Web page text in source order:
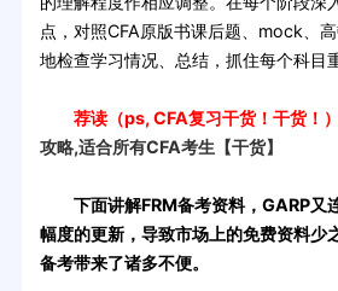
点，对照CFA原版书课后题、mock、
地检查学习情况、总结，抓住每个科目
荐读（ps, CFA复习干货！干货！）
攻略,适合所有CFA考生【干货】
下面讲解FRM备考资料，GARP又
幅度的更新，导致市场上的免费资料少
备考带来了诸多不便。